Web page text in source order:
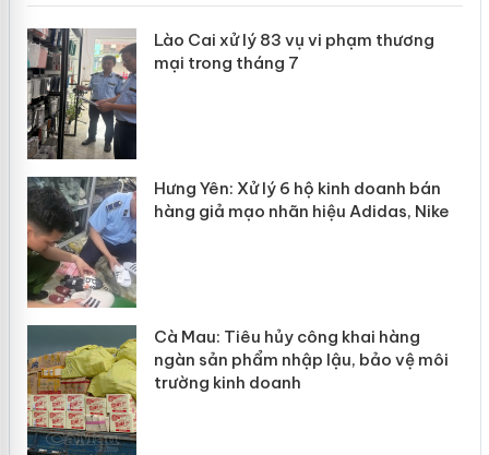
Lào Cai xử lý 83 vụ vi phạm thương
mại trong tháng 7
Hưng Yên: Xử lý 6 hộ kinh doanh bán
hàng giả mạo nhãn hiệu Adidas, Nike
Cà Mau: Tiêu hủy công khai hàng
ngàn sản phẩm nhập lậu, bảo vệ môi
trường kinh doanh